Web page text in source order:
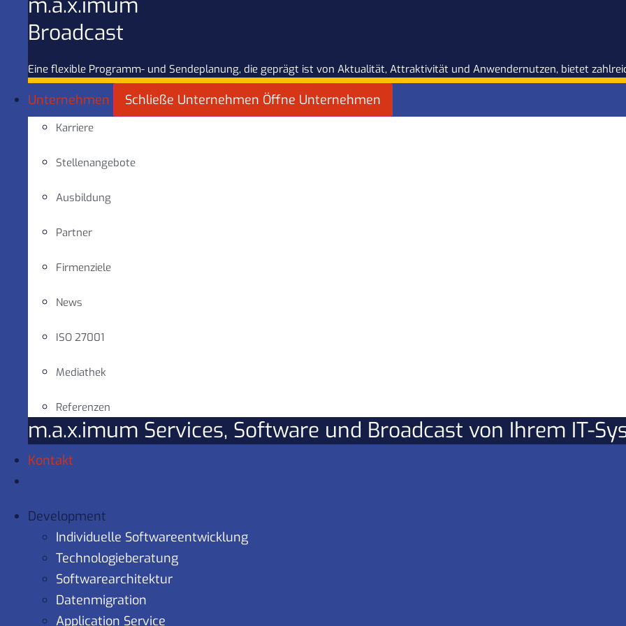
m.a.x.imum
Broadcast
Eine flexible Programm- und Sendeplanung, die geprägt ist von Aktualität, Attraktivität und Anwendernutzen, bietet
Unternehmen Schließe Unternehmen Öffne Unternehmen
Karriere
Stellenangebote
Ausbildung
Partner
Firmenziele
News
ISO 27001
Mediathek
Referenzen
m.a.x.imum Services, Software und Broadcast von Ihrem IT-
Kontakt
Development
Individuelle Softwareentwicklung
Technologieberatung
Softwarearchitektur
Datenmigration
Application Service